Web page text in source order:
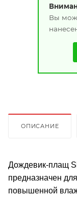
Вы
ОПИСАНИЕ
Дождевик-плащ
предназначен
повышенной